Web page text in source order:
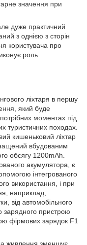
значення при
дуже практичний
з однією з сторін
користувача про
роль
ліхтаря в першу
який буде
моментах під
туристичних походах.
кишеньковий ліхтар
вбудованим
обсягу 1200mAh.
акумулятора, є
інтегрованого
використання, і при
наприклад,
від автомобільного
зарядного пристрою
фірмових зарядок F1